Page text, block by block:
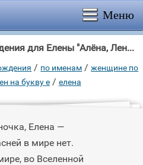
Меню
Поздравление с днем рождения для Елены "Алёна, Леночка, Елена — Тебя прекрасней в мире нет."
/ по именам /женщине по
на букву е/ елена
Елена —
в мире нет.
во Вселенной